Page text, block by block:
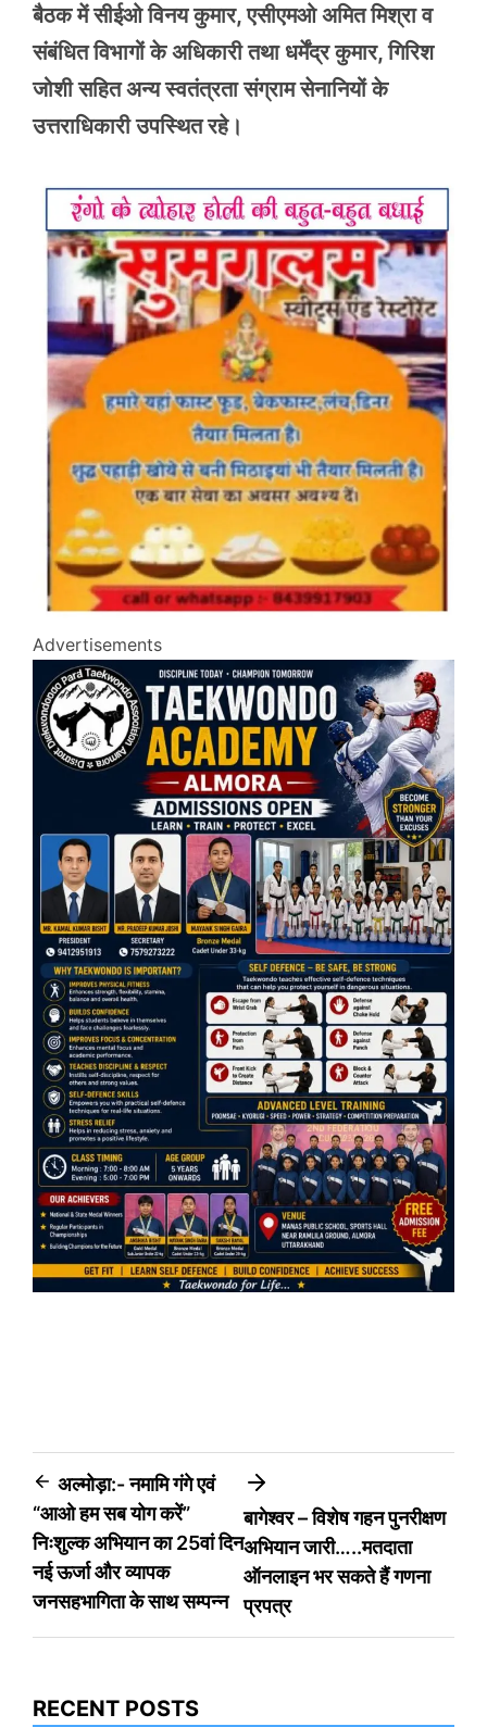
बैठक में सीईओ विनय कुमार, एसीएमओ अमित मिश्रा व
संबंधित विभागों के अधिकारी तथा धर्मेंद्र कुमार, गिरिश
जोशी सहित अन्य स्वतंत्रता संग्राम सेनानियों के
उत्तराधिकारी उपस्थित रहे।
Advertisements
Post
navigation
अल्मोड़ा:- नमामि गंगे एवं
“आओ हम सब योग करें”
निःशुल्क अभियान का 25वां दिन
नई ऊर्जा और व्यापक
जनसहभागिता के साथ सम्पन्न
बागेश्वर – विशेष गहन पुनरीक्षण
अभियान जारी…..मतदाता
ऑनलाइन भर सकते हैं गणना
प्रपत्र
RECENT POSTS